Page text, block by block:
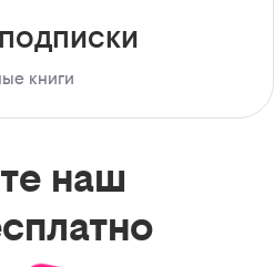
книги
наш